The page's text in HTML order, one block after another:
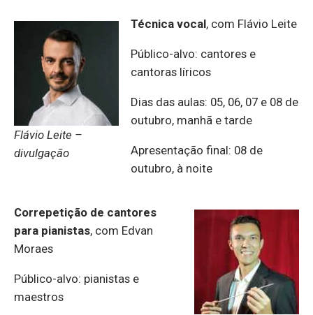
Flávio Leite –
divulgação
Técnica vocal, com Flávio Leite
Público-alvo: cantores e
cantoras líricos
Dias das aulas: 05, 06, 07 e 08 de
outubro, manhã e tarde
Apresentação final: 08 de
outubro, à noite
Correpetição de cantores
para pianistas, com Edvan
Moraes
Público-alvo: pianistas e
maestros